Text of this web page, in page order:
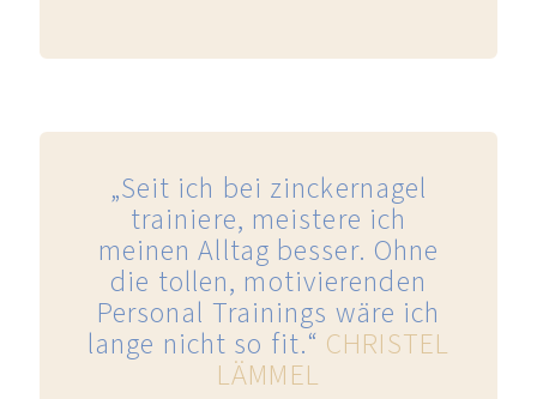
„Seit ich bei zinckernagel
trainiere, meistere ich
meinen Alltag besser. Ohne
die tollen, motivierenden
Personal Trainings wäre ich
lange nicht so fit.“ CHRISTEL
LÄMMEL